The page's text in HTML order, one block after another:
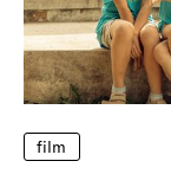
film